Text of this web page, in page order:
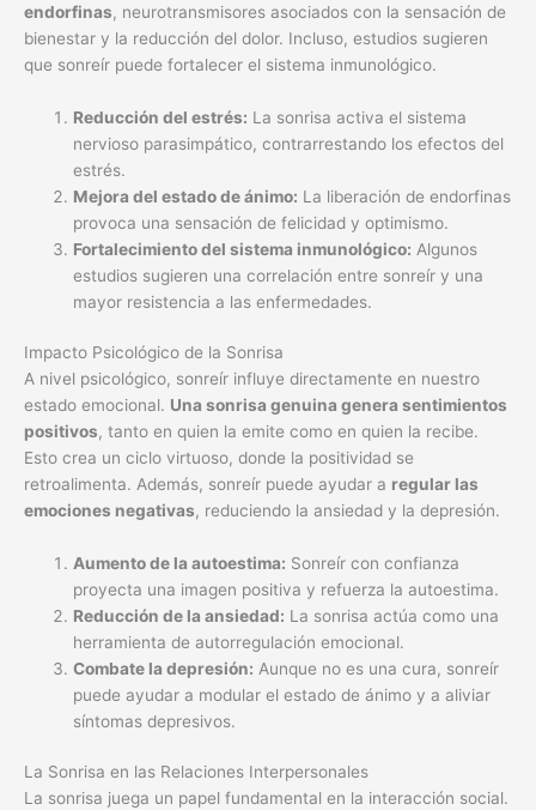
endorfinas, neurotransmisores asociados con la sensación de
bienestar y la reducción del dolor. Incluso, estudios sugieren
que sonreír puede fortalecer el sistema inmunológico.
Reducción del estrés: La sonrisa activa el sistema
nervioso parasimpático, contrarrestando los efectos del
estrés.
Mejora del estado de ánimo: La liberación de endorfinas
provoca una sensación de felicidad y optimismo.
Fortalecimiento del sistema inmunológico: Algunos
estudios sugieren una correlación entre sonreír y una
mayor resistencia a las enfermedades.
Impacto Psicológico de la Sonrisa
A nivel psicológico, sonreír influye directamente en nuestro
estado emocional. Una sonrisa genuina genera sentimientos
positivos, tanto en quien la emite como en quien la recibe.
Esto crea un ciclo virtuoso, donde la positividad se
retroalimenta. Además, sonreír puede ayudar a regular las
emociones negativas, reduciendo la ansiedad y la depresión.
Aumento de la autoestima: Sonreír con confianza
proyecta una imagen positiva y refuerza la autoestima.
Reducción de la ansiedad: La sonrisa actúa como una
herramienta de autorregulación emocional.
Combate la depresión: Aunque no es una cura, sonreír
puede ayudar a modular el estado de ánimo y a aliviar
síntomas depresivos.
La Sonrisa en las Relaciones Interpersonales
La sonrisa juega un papel fundamental en la interacción social.